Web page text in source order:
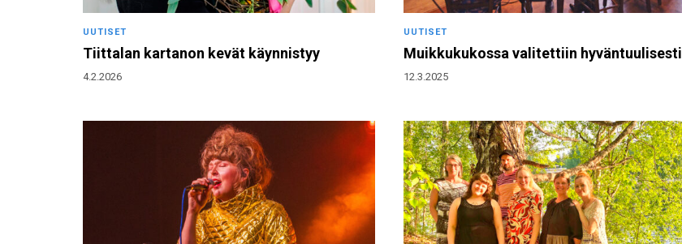
UUTISET
Tiittalan kartanon kevät käynnistyy
4.2.2026
UUTISET
Muikkukukossa valitettiin hyväntuulisesti
12.3.2025